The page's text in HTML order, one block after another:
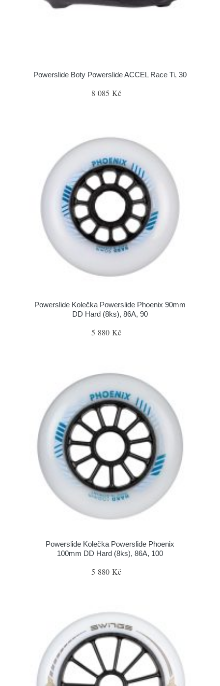
Powerslide Boty Powerslide ACCEL Race Ti, 30
8 085 Kč
Powerslide Kolečka Powerslide Phoenix 90mm
DD Hard (8ks), 86A, 90
5 880 Kč
Powerslide Kolečka Powerslide Phoenix
100mm DD Hard (8ks), 86A, 100
5 880 Kč